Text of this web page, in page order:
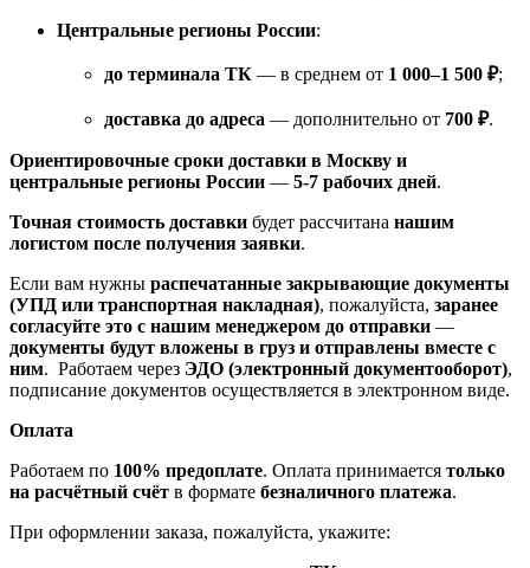
Центральные регионы России:
до терминала ТК — в среднем от 1 000–1 500 ₽;
доставка до адреса — дополнительно от 700 ₽.
Ориентировочные сроки доставки в Москву и
центральные регионы России — 5-7 рабочих дней.
Точная стоимость доставки будет рассчитана нашим
логистом после получения заявки.
Если вам нужны распечатанные закрывающие документы
(УПД или транспортная накладная), пожалуйста, заранее
согласуйте это с нашим менеджером до отправки —
документы будут вложены в груз и отправлены вместе с
ним. Работаем через ЭДО (электронный документооборот),
подписание документов осуществляется в электронном виде.
Оплата
Работаем по 100% предоплате. Оплата принимается только
на расчётный счёт в формате безналичного платежа.
При оформлении заказа, пожалуйста, укажите: